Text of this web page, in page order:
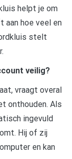
helpt je om
aan hoe veel en
stelt
veilig?
vraagt overal
onthouden. Als
ingevuld
Hij of zij
en kan